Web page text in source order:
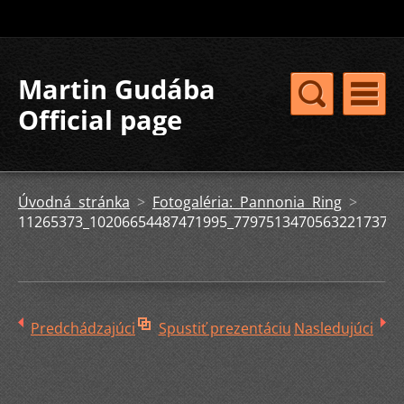
Martin Gudába
Official page
Úvodná stránka > Fotogaléria: Pannonia Ring >
Predchádzajúci Spustiť prezentáciu Nasledujúci